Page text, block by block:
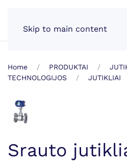
Skip to main content
Home PRODUKTAI
TECHNOLOGIJOS
JUTIKLIAI
Srauto